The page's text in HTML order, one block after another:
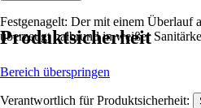
Festgenagelt: Der mit einem Überlauf
überzeugt halbrund in weißer
Produktsicherheit
Bereich überspringen
Verantwortlich für Produktsicherheit: